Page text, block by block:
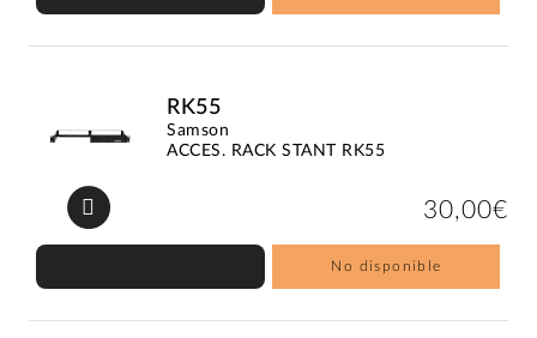
RK55
Samson
ACCES. RACK STANT RK55
30,00€
No disponible